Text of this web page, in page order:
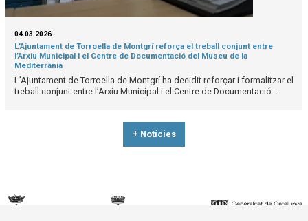
04.03.2026
L’Ajuntament de Torroella de Montgrí reforça el treball conjunt entre
l’Arxiu Municipal i el Centre de Documentació del Museu de la
Mediterrània
L’Ajuntament de Torroella de Montgrí ha decidit reforçar i formalitzar el
treball conjunt entre l’Arxiu Municipal i el Centre de Documentació...
+ Notícies